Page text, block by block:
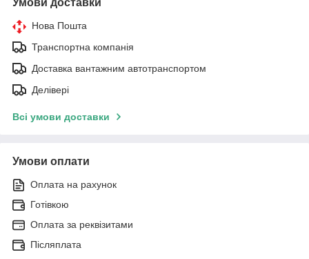
Нова Пошта
Транспортна компанія
Доставка вантажним автотранспортом
Делівері
Всі умови доставки
Умови оплати
Оплата на рахунок
Готівкою
Оплата за реквізитами
Післяплата